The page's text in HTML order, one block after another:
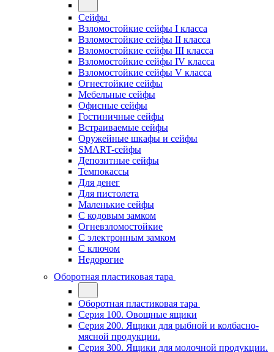
Сейфы
Взломостойкие сейфы I класса
Взломостойкие сейфы II класса
Взломостойкие сейфы III класса
Взломостойкие сейфы IV класса
Взломостойкие сейфы V класса
Огнестойкие сейфы
Мебельные сейфы
Офисные сейфы
Гостиничные сейфы
Встраиваемые сейфы
Оружейные шкафы и сейфы
SMART-сейфы
Депозитные сейфы
Темпокассы
Для денег
Для пистолета
Маленькие сейфы
С кодовым замком
Огневзломостойкие
С электронным замком
С ключом
Недорогие
Оборотная пластиковая тара
Оборотная пластиковая тара
Серия 100. Овощные ящики
Серия 200. Ящики для рыбной и колбасно-
мясной продукции.
Серия 300. Ящики для молочной продукции.